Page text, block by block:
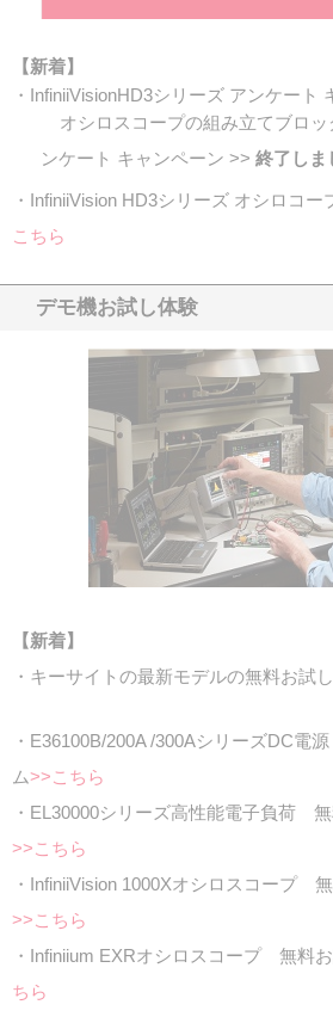
【新着】
・InfiniiVisionHD3シリーズ アンケート
オシロスコープの組み立てブロッ
ンケート キャンペーン >> 終了しま
・InfiniiVision HD3シリーズ オシロコー
こちら
デモ機お試し体験
【新着】
・キーサイトの最新モデルの無料お試
・E36100B/200A /300AシリーズDC電
ム>>こちら
・EL30000シリーズ高性能電子負荷
>>こちら
・InfiniiVision 1000Xオシロスコープ
>>こちら
・Infiniium EXRオシロスコープ 無料
ちら